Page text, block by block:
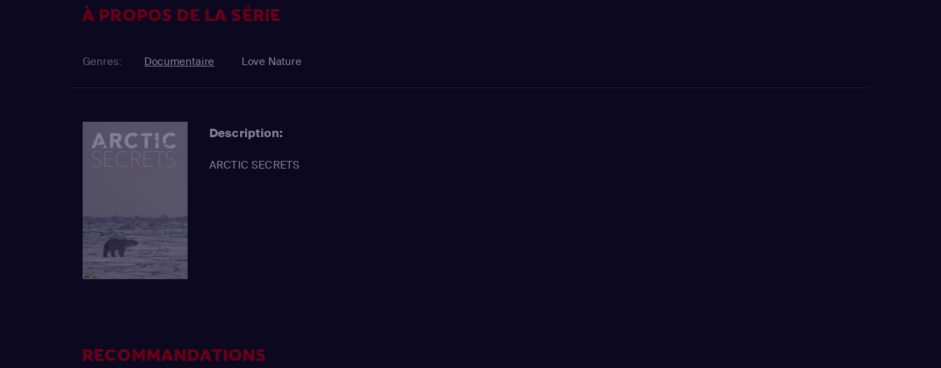
À PROPOS DE LA SÉRIE
Genres: Documentaire Love Nature
Description:
ARCTIC SECRETS
RECOMMANDATIONS